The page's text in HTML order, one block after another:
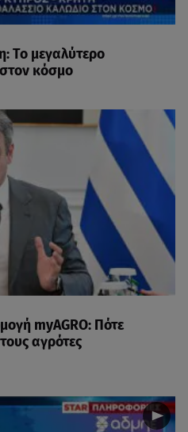
Το μεγαλύτερο
κόσμο
myAGRO: Πότε
αγρότες